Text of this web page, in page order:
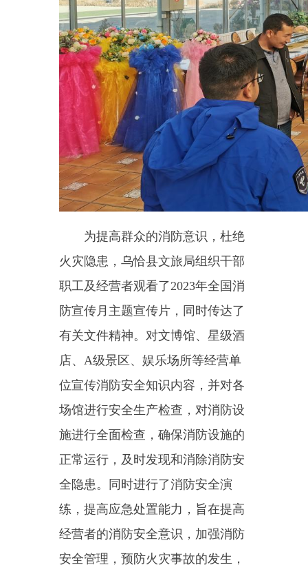
为 提高群众的消防意识，杜绝
火灾隐患， 乌恰县 文旅局 组织干部
职工及经营者观看了 2023年全国消
防宣传月主题宣传片，同时传达了
有关文件精神。对文博馆、星级酒
店、A级景区、娱乐场所等经营单
位宣传消防安全知识内容，并对各
场馆进行安全生产检查，对消防设
施进行全面检查，确保消防设施的
练，提高应急处置能力，旨在提高
经营者的消防安全意识，加强消防
安全管理，预防火灾事故的发生 ，
确保安全经营。